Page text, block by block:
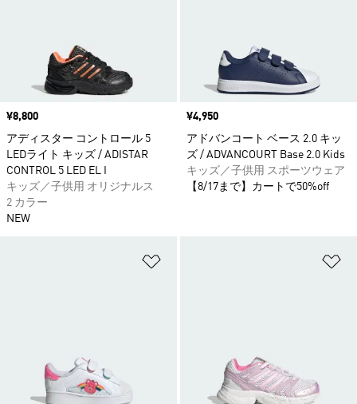
価格
¥8,800
アディスター コントロール 5
LEDライト キッズ / ADISTAR
CONTROL 5 LED EL I
キッズ／子供用 オリジナルス
2 カラー
NEW
価格
¥4,950
アドバンコート ベース 2.0 キッ
ズ / ADVANCOURT Base 2.0 Kids
キッズ／子供用 スポーツウェア
【8/17まで】カートで50%off